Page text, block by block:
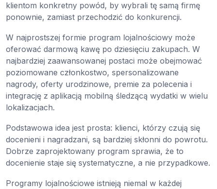
klientom konkretny powód, by wybrali tę samą firmę
ponownie, zamiast przechodzić do konkurencji.
W najprostszej formie program lojalnościowy może
oferować darmową kawę po dziesięciu zakupach. W
najbardziej zaawansowanej postaci może obejmować
poziomowane członkostwo, spersonalizowane
nagrody, oferty urodzinowe, premie za polecenia i
integrację z aplikacją mobilną śledzącą wydatki w wielu
lokalizacjach.
Podstawowa idea jest prosta: klienci, którzy czują się
docenieni i nagradzani, są bardziej skłonni do powrotu.
Dobrze zaprojektowany program sprawia, że to
docenienie staje się systematyczne, a nie przypadkowe.
Programy lojalnościowe istnieją niemal w każdej